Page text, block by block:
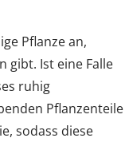
Pflanze an,
gibt. Ist eine Falle
ruhig
Pflanzenteile
sodass diese